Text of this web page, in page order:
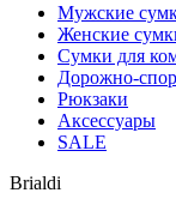
Мужские
Женские
Сумки для
Дорожно-
Рюкзаки
Аксессуары
SALE
Brialdi